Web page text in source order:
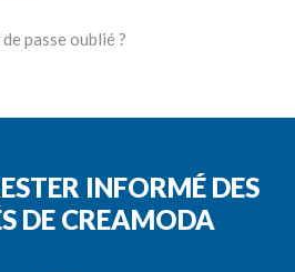
passe oublié ?
INFORMÉ DES
DE CREAMODA